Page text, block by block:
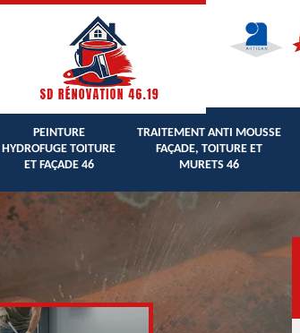
PEINTURE
HYDROFUGE TOITURE
ET FAÇADE 46
TRAITEMENT ANTI MOUSSE
FAÇADE, TOITURE ET
MURETS 46